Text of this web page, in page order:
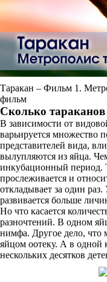
Таракан – Фильм 1.
фильм
Сколько
В зависимости от
варьируется множество
представителей вида,
вылупляются из яйца.
инкубационный период.
прослеживается и
откладывает за один
развивается больше
Но что касается
разночтений. В одном
нимфа. Другое дело, что
яйцом оотеку. А в одной
нескольких десятков